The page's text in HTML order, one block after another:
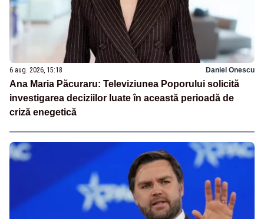
6 aug. 2026, 15:18 Daniel Onescu
Ana Maria Păcuraru: Televiziunea Poporului solicită
investigarea deciziilor luate în această perioadă de
criză enegetică